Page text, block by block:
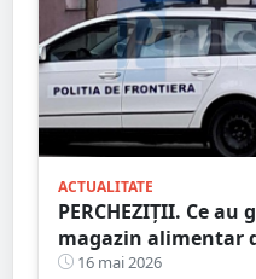
ACTUALITATE
PERCHEZIȚII. Ce
magazin alimentar
Mare
16 mai 2026